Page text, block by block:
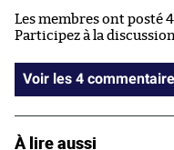
Les membres ont posté
Participez à la discussion
Voir les 4
À lire aussi